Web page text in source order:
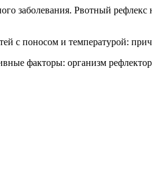
заболевания. Рвотный
факторы: организм